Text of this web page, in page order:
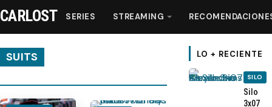
CARLOST SERIES STREAMING
SUITS LO + RECIENTE
SILO
Silo
3x07